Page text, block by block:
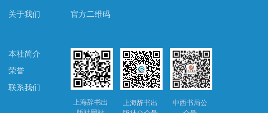
关于我们
本社简介
荣誉
联系我们
官方二维码
上海辞书出
上海辞书出
中西书局公